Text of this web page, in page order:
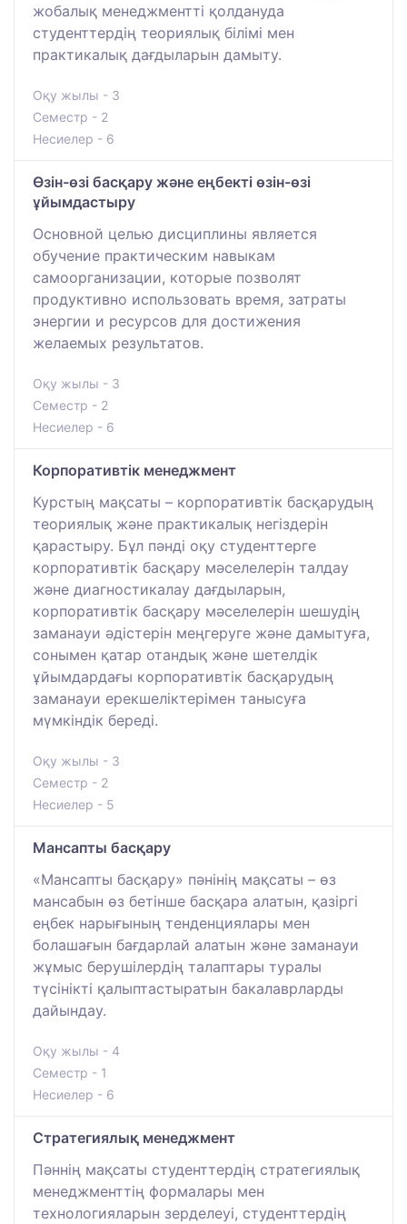
жобалық менеджментті қолдануда
студенттердің теориялық білімі мен
практикалық дағдыларын дамыту.
Оқу жылы - 3
Семестр - 2
Несиелер - 6
Өзін-өзі басқару және еңбекті өзін-өзі
ұйымдастыру
Основной целью дисциплины является
обучение практическим навыкам
самоорганизации, которые позволят
продуктивно использовать время, затраты
энергии и ресурсов для достижения
желаемых результатов.
Оқу жылы - 3
Семестр - 2
Несиелер - 6
Корпоративтік менеджмент
Курстың мақсаты – корпоративтік басқарудың
теориялық және практикалық негіздерін
қарастыру. Бұл пәнді оқу студенттерге
корпоративтік басқару мәселелерін талдау
және диагностикалау дағдыларын,
корпоративтік басқару мәселелерін шешудің
заманауи әдістерін меңгеруге және дамытуға,
сонымен қатар отандық және шетелдік
ұйымдардағы корпоративтік басқарудың
заманауи ерекшеліктерімен танысуға
мүмкіндік береді.
Оқу жылы - 3
Семестр - 2
Несиелер - 5
Мансапты басқару
«Мансапты басқару» пәнінің мақсаты – өз
мансабын өз бетінше басқара алатын, қазіргі
еңбек нарығының тенденциялары мен
болашағын бағдарлай алатын және заманауи
жұмыс берушілердің талаптары туралы
түсінікті қалыптастыратын бакалаврларды
дайындау.
Оқу жылы - 4
Семестр - 1
Несиелер - 6
Стратегиялық менеджмент
Пәннің мақсаты студенттердің стратегиялық
менеджменттің формалары мен
технологияларын зерделеуі, студенттердің